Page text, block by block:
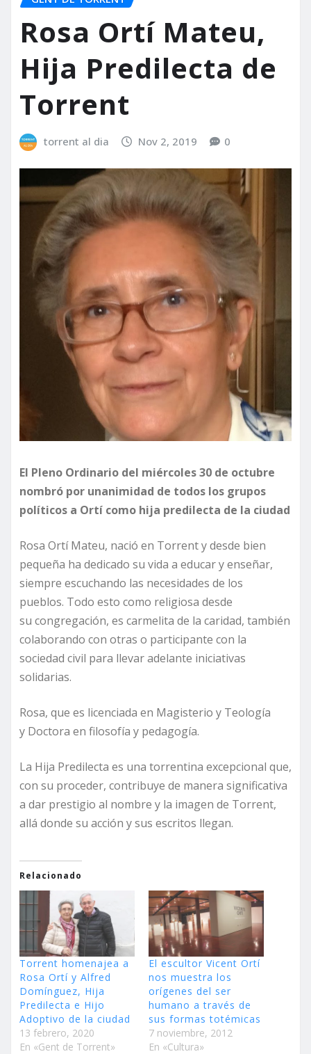
Rosa Ortí Mateu,
Hija Predilecta de
Torrent
torrent al dia Nov 2, 2019 0
El Pleno Ordinario del miércoles 30 de octubre
nombró por unanimidad de todos los grupos
políticos a Ortí como hija predilecta de la ciudad
Rosa Ortí Mateu, nació en Torrent y desde bien
pequeña ha dedicado su vida a educar y enseñar,
siempre escuchando las necesidades de los
pueblos. Todo esto como religiosa desde
su congregación, es carmelita de la caridad, también
colaborando con otras o participante con la
sociedad civil para llevar adelante iniciativas
solidarias.
Rosa, que es licenciada en Magisterio y Teología
y Doctora en filosofía y pedagogía.
La Hija Predilecta es una torrentina excepcional que,
con su proceder, contribuye de manera significativa
a dar prestigio al nombre y la imagen de Torrent,
allá donde su acción y sus escritos llegan.
Relacionado
Torrent homenajea a
Rosa Ortí y Alfred
Domínguez, Hija
Predilecta e Hijo
Adoptivo de la ciudad
13 febrero, 2020
En «Gent de Torrent»
El escultor Vicent Ortí
nos muestra los
orígenes del ser
humano a través de
sus formas totémicas
7 noviembre, 2012
En «Cultura»